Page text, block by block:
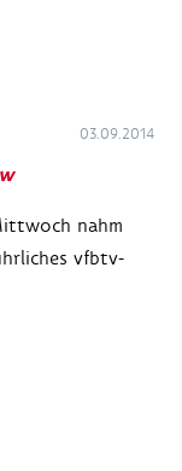
03.09.2014
nahm
vfbtv-